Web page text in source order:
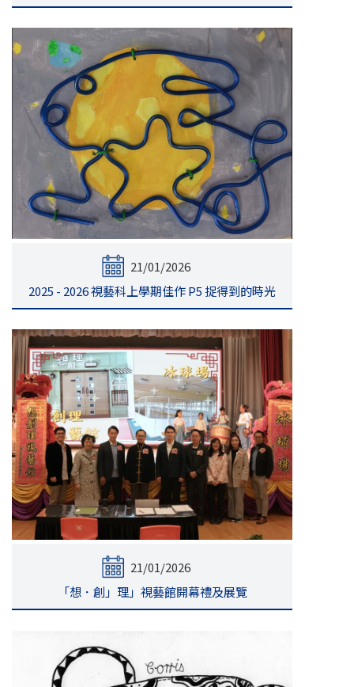
21/01/2026
2025 - 2026 視藝科上學期佳作 P5 捉得到的時光
21/01/2026
「想．創」理」視藝館開幕禮及展覽